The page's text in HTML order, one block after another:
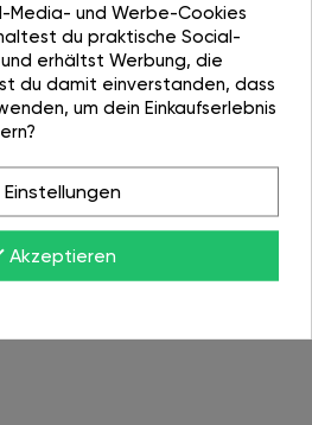
entwerfen
Media- und Werbe-Cookies
du praktische Social-
erhältst Werbung, die
du damit einverstanden, dass
um dein Einkaufserlebnis
Einstellungen
Akzeptieren